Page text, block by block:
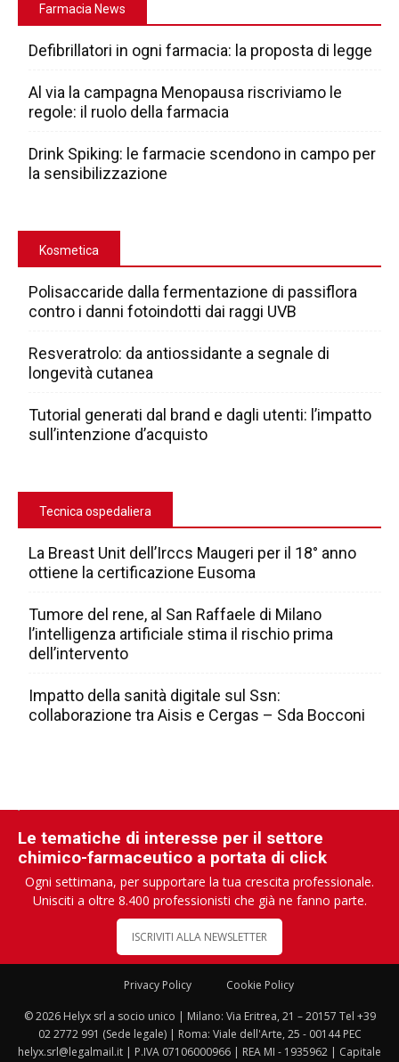
Farmacia News
Defibrillatori in ogni farmacia: la proposta di legge
Al via la campagna Menopausa riscriviamo le
regole: il ruolo della farmacia
Drink Spiking: le farmacie scendono in campo per
la sensibilizzazione
Kosmetica
Polisaccaride dalla fermentazione di passiflora
contro i danni fotoindotti dai raggi UVB
Resveratrolo: da antiossidante a segnale di
longevità cutanea
Tutorial generati dal brand e dagli utenti: l’impatto
sull’intenzione d’acquisto
Tecnica ospedaliera
La Breast Unit dell’Irccs Maugeri per il 18° anno
ottiene la certificazione Eusoma
Tumore del rene, al San Raffaele di Milano
l’intelligenza artificiale stima il rischio prima
dell’intervento
Impatto della sanità digitale sul Ssn:
collaborazione tra Aisis e Cergas – Sda Bocconi
Le tematiche di interesse per il settore
chimico-farmaceutico a portata di click
Ogni settimana, per supportare la tua crescita professionale.
Unisciti a oltre 8.400 professionisti che già ne fanno parte.
ISCRIVITI ALLA NEWSLETTER
Privacy Policy Cookie Policy
© 2026 Helyx srl a socio unico | Milano: Via Eritrea, 21 – 20157 Tel +39
02 2772 991 (Sede legale) | Roma: Viale dell'Arte, 25 - 00144 PEC
helyx.srl@legalmail.it | P.IVA 07106000966 | REA MI - 1935962 | Capitale